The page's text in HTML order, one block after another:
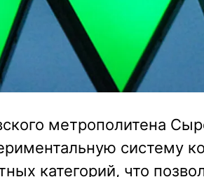
метрополитена
систему
категорий, что